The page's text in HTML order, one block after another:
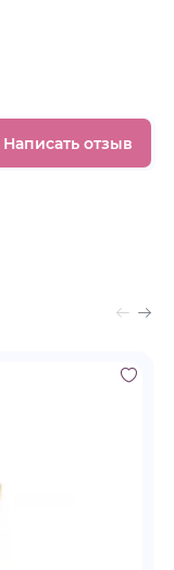
Написать отзыв